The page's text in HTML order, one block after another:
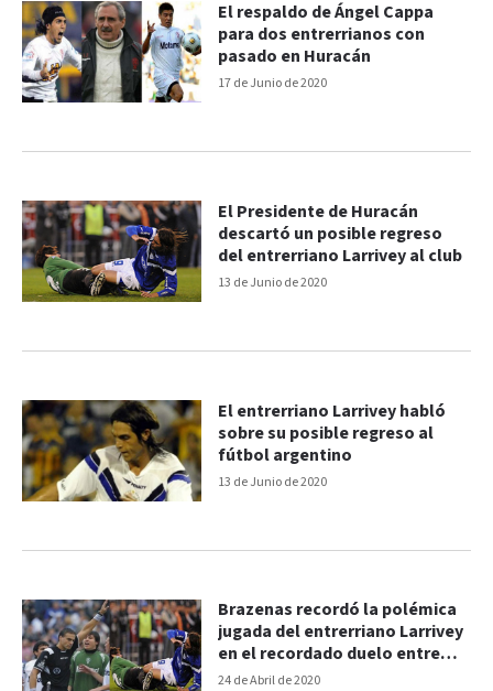
17 de Junio de 2020
El respaldo de Ángel Cappa
para dos entrerrianos con
pasado en Huracán
13 de Junio de 2020
El Presidente de Huracán
descartó un posible regreso
del entrerriano Larrivey al club
13 de Junio de 2020
El entrerriano Larrivey habló
sobre su posible regreso al
fútbol argentino
24 de Abril de 2020
Brazenas recordó la polémica
jugada del entrerriano Larrivey
en el recordado duelo entre
Vélez y Huracán